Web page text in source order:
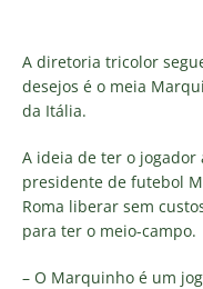
A diretoria tricolor
desejos é o meia
da Itália.
A ideia de ter o
presidente de futebol
Roma liberar sem
para ter o meio-campo.
– O Marquinho é um